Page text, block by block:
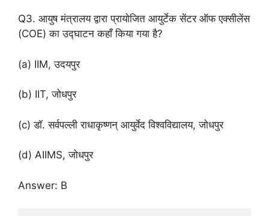
Q3. आयुष मंत्रालय द्वारा प्रायोजित आयुर्टेक सेंटर ऑफ एक्सीलेंस
(COE) का उद्घाटन कहाँ किया गया है?
(a) IIM, उदयपुर
(b) IIT, जोधपुर
(c) डॉ. सर्वपल्ली राधाकृष्णन् आयुर्वेद विश्वविद्यालय, जोधपुर
(d) AIIMS, जोधपुर
Answer: B